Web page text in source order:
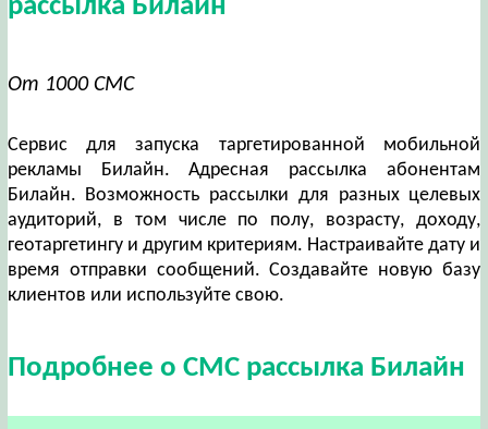
рассылка Билайн
От 1000 СМС
Сервис для запуска таргетированной мобильной
рекламы Билайн. Адресная рассылка абонентам
Билайн. Возможность рассылки для разных целевых
аудиторий, в том числе по полу, возрасту, доходу,
геотаргетингу и другим критериям. Настраивайте дату и
время отправки сообщений. Создавайте новую базу
клиентов или используйте свою.
Подробнее о СМС рассылка Билайн